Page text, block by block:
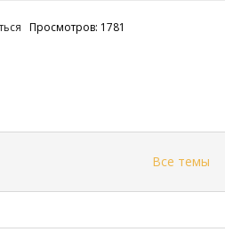
Просмотров: 1781
Все темы